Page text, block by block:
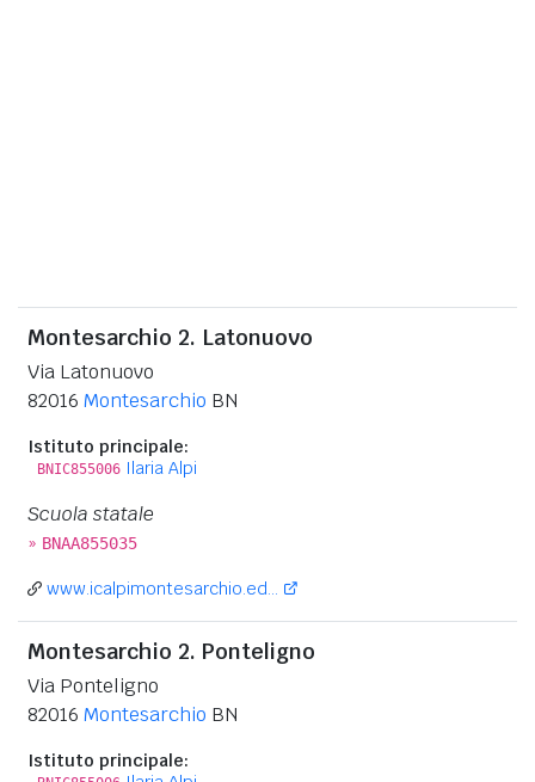
Montesarchio 2. Latonuovo
Via Latonuovo
82016 Montesarchio BN
Istituto principale:
BNIC855006 Ilaria Alpi
Scuola statale
» BNAA855035
www.icalpimontesarchio.ed...
Montesarchio 2. Ponteligno
Via Ponteligno
82016 Montesarchio BN
Istituto principale: